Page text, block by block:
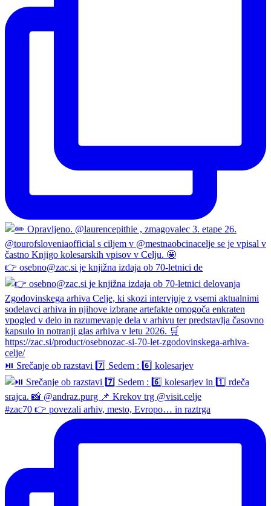
👉 osebno@zac.si je knjižna izdaja ob 70-letnici de
⏯️ Srečanje ob razstavi 7️⃣ Sedem : 6️⃣ kolesarjev
#zac70 👉 povezali arhiv, mesto, Evropo… in raztrga